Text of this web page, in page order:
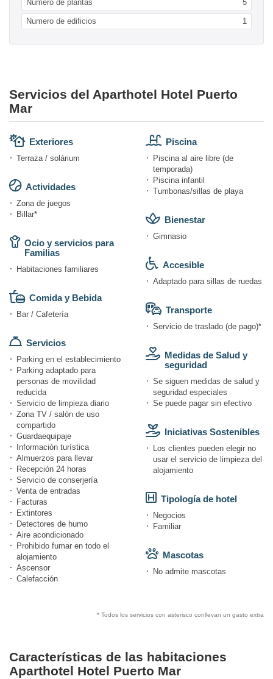
Numero de plantas 5
Numero de edificios 1
Servicios del Aparthotel Hotel Puerto
Mar
Exteriores
Terraza / solárium
Actividades
Zona de juegos
Billar*
Ocio y servicios para
Familias
Habitaciones familiares
Comida y Bebida
Bar / Cafetería
Servicios
Parking en el establecimiento
Parking adaptado para
personas de movilidad
reducida
Servicio de limpieza diario
Zona TV / salón de uso
compartido
Guardaequipaje
Información turística
Almuerzos para llevar
Recepción 24 horas
Servicio de conserjería
Venta de entradas
Facturas
Extintores
Detectores de humo
Aire acondicionado
Prohibido fumar en todo el
alojamiento
Ascensor
Calefacción
Piscina
Piscina al aire libre (de
temporada)
Piscina infantil
Tumbonas/sillas de playa
Bienestar
Gimnasio
Accesible
Adaptado para sillas de ruedas
Transporte
Servicio de traslado (de pago)*
Medidas de Salud y
seguridad
Se siguen medidas de salud y
seguridad especiales
Se puede pagar sin efectivo
Iniciativas Sostenibles
Los clientes pueden elegir no
usar el servicio de limpieza del
alojamiento
Tipología de hotel
Negocios
Familiar
Mascotas
No admite mascotas
* Todos los servicios con asterisco conllevan un gasto extra
Características de las habitaciones
Aparthotel Hotel Puerto Mar